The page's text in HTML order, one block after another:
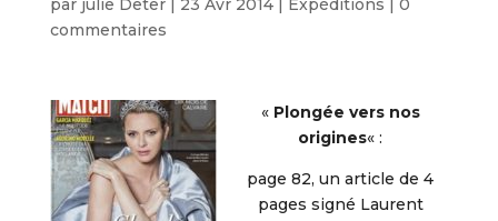
par julie Deter| 23 Avr 2014| Expéditions | 0
commentaires
« Plongée vers nos
origines« :
page 82, un article de 4
pages signé Laurent